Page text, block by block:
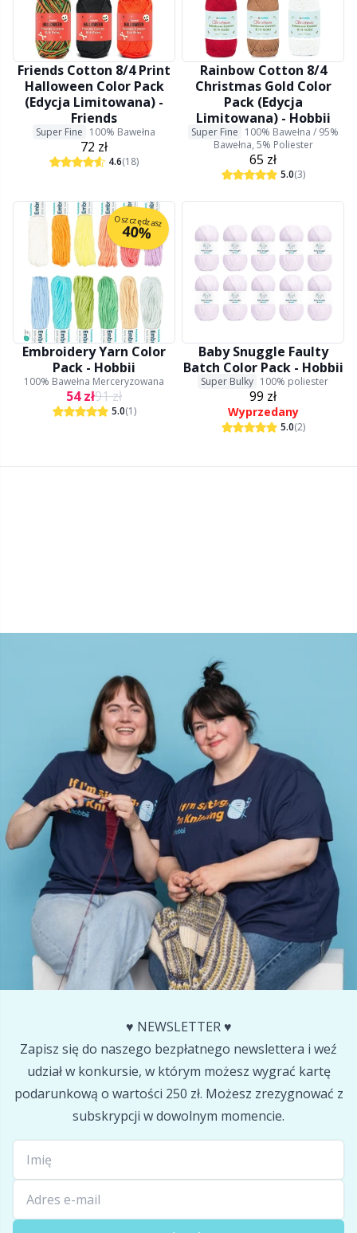
Pompony
Produkty z logo Hobbii
Przechowywanie akcesoriów
Przyrządy do robienia pomiarów
Różne
Skórzane
Torby
Wypełnienie do maskotek
Włóczki z refleksami i do cerowania
Friends Cotton 8/4 Print
Halloween Color Pack
(Edycja Limitowana) -
Friends
Super Fine 100% Bawełna
72 zł
4.6(18)
Rainbow Cotton 8/4
Christmas Gold Color
Pack (Edycja
Limitowana) - Hobbii
Super Fine 100% Bawełna / 95%
Bawełna, 5% Poliester
65 zł
5.0(3)
Oszczędzasz
40%
Embroidery Yarn Color
Pack - Hobbii
100% Bawełna Merceryzowana
54 zł91 zł
5.0(1)
Baby Snuggle Faulty
Batch Color Pack - Hobbii
Super Bulky 100% poliester
99 zł
Wyprzedany
5.0(2)
♥️ NEWSLETTER ♥️
Zapisz się do naszego bezpłatnego newslettera i weź
udział w konkursie, w którym możesz wygrać kartę
podarunkową o wartości 250 zł. Możesz zrezygnować z
subskrypcji w dowolnym momencie.